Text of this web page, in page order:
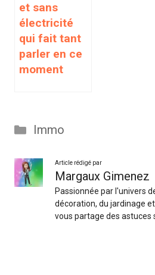
et sans
électricité
qui fait tant
parler en ce
moment
Catégories
Immo
Article rédigé par
Margaux Gimenez
Passionnée par l'univers
décoration, du jardinage
vous partage des astuces